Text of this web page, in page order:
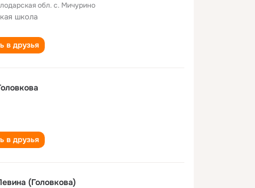
обл. c. Мичурино
школа
в друзья
в друзья
(Головкова)